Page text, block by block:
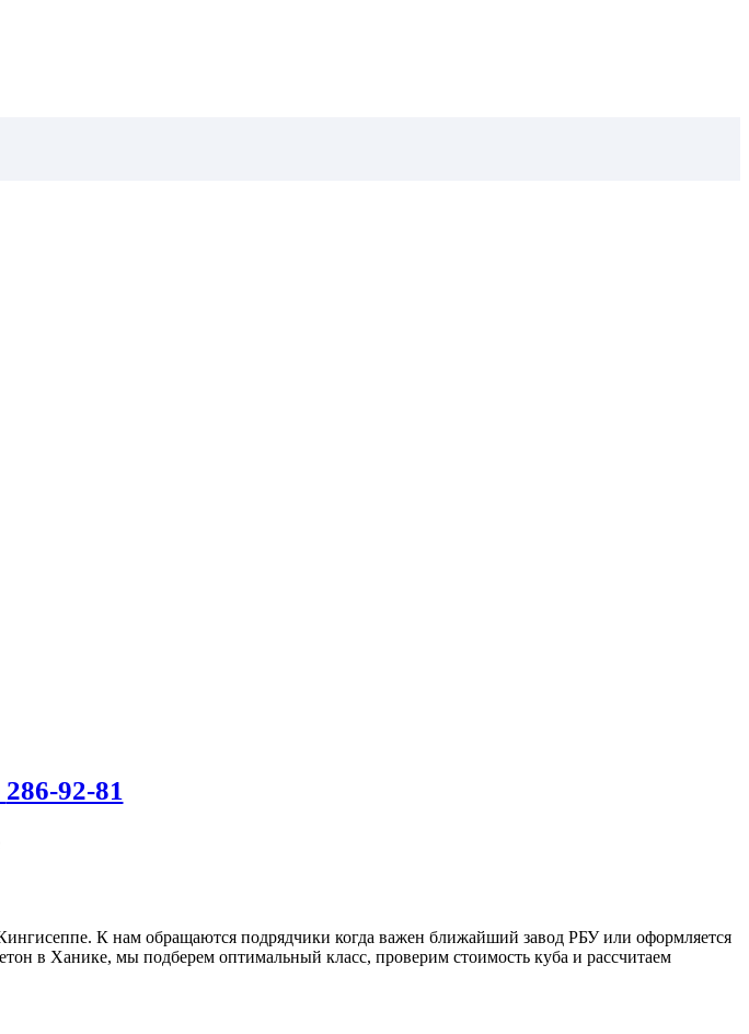
286-92-81
К нам обращаются подрядчики когда важен ближайший завод РБУ или оформляется
в Ханике, мы подберем оптимальный класс, проверим стоимость куба и рассчитаем